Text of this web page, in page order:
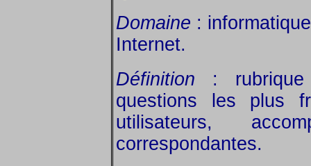
Domaine :
Internet.
Définition : rubrique
questions les plus
utilisateurs,
correspondantes.